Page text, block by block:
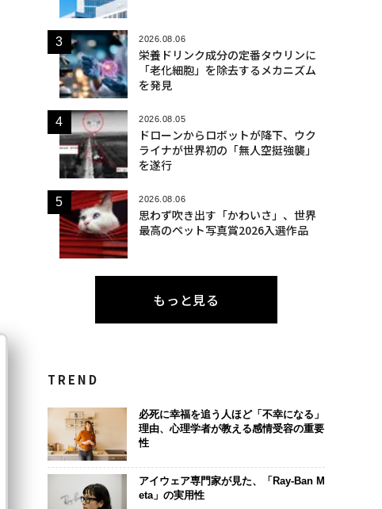
2026.08.06
栄養ドリンク成分の定番タウリンに
「老化細胞」を除去するメカニズム
を発見
2026.08.05
ドローンからロボットが降下、ウク
ライナが世界初の「無人空挺強襲」
を遂行
2026.08.06
思わず吹き出す「かわいさ」、世界
最高のペット写真賞2026入選作品
もっと見る
TREND
必死に幸福を追う人ほど「不幸になる」
理由、心理学者が教える感情受容の重要
性
アイウェア専門家が見た、「Ray-Ban M
eta」の実用性